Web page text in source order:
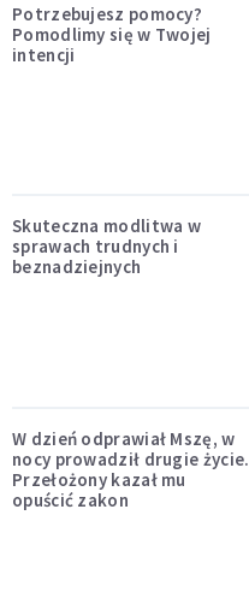
Potrzebujesz pomocy?
Pomodlimy się w Twojej
intencji
Skuteczna modlitwa w
sprawach trudnych i
beznadziejnych
W dzień odprawiał Mszę, w
nocy prowadził drugie życie.
Przełożony kazał mu
opuścić zakon